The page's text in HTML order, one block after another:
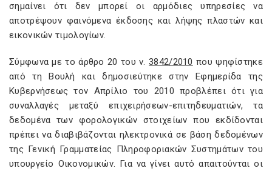
σημαίνει ότι δεν μπορεί οι αρμόδιες υπηρεσίες να
αποτρέψουν φαινόμενα έκδοσης και λήψης πλαστών και
εικονικών τιμολογίων.
Σύμφωνα με το άρθρο 20 του ν.3842/2010 που ψηφίστηκε
από τη Βουλή και δημοσιεύτηκε στην Εφημερίδα της
Κυβερνήσεως τον Απρίλιο του 2010 προβλέπει ότι για
συναλλαγές μεταξύ επιχειρήσεων-επιτηδευματιών, τα
δεδομένα των φορολογικών στοιχείων που εκδίδονται
πρέπει να διαβιβάζονται ηλεκτρονικά σε βάση δεδομένων
της Γενική Γραμματείας Πληροφοριακών Συστημάτων του
υπουργείο Οικονομικών. Για να γίνει αυτό απαιτούνται οι